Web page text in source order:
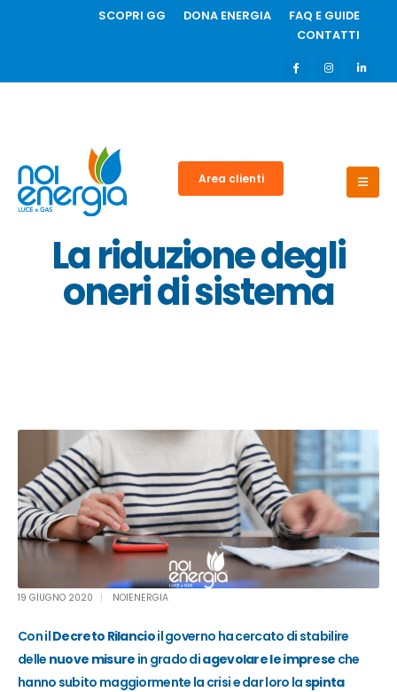
SCOPRI GG DONA ENERGIA
FAQ E GUIDE
CONTATTI
Area clienti
La riduzione degli
oneri di sistema
19 GIUGNO 2020 NOIENERGIA
Con ilDecreto Rilancioil governo ha cercato di stabilire
delle nuove misure in grado diagevolare le imprese che
hanno subito maggiormente la crisi e dar loro laspinta